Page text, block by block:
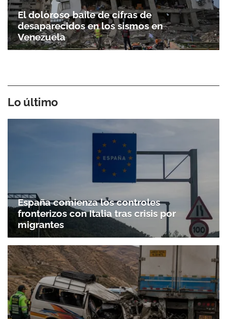
El doloroso baile de cifras de
desaparecidos en los sismos en
Venezuela
Lo último
España comienza los controles
fronterizos con Italia tras crisis por
migrantes